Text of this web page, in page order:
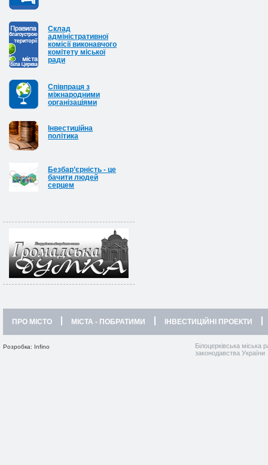
Cклад
адміністративної
комісії виконавчого
комітету міської
ради
Співпраця з
міжнародними
організаціями
Інвестиційна
політика
Безбар’єрність - це
бачити людей
серцем
ПРО МІСТО МІСТА - ПОБРАТИМИ ІНВЕСТИЦІЙНІ ПРОЕКТИ
Розробка: Infino
Білоцерківська міська
законодавства України